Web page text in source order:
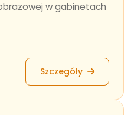
w gabinetach
Szczegóły